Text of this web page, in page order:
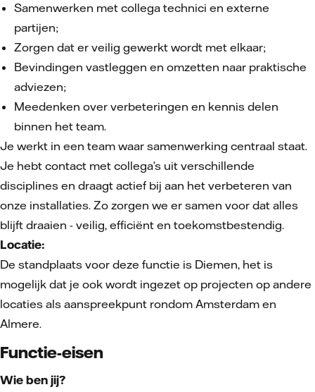
Samenwerken met collega technici en externe
partijen;
Zorgen dat er veilig gewerkt wordt met elkaar;
Bevindingen vastleggen en omzetten naar praktische
adviezen;
Meedenken over verbeteringen en kennis delen
binnen het team.
Je werkt in een team waar samenwerking centraal staat.
Je hebt contact met collega’s uit verschillende
disciplines en draagt actief bij aan het verbeteren van
onze installaties. Zo zorgen we er samen voor dat alles
blijft draaien - veilig, efficiënt en toekomstbestendig.
Locatie:
De standplaats voor deze functie is Diemen, het is
mogelijk dat je ook wordt ingezet op projecten op andere
locaties als aanspreekpunt rondom Amsterdam en
Almere.
Functie-eisen
Wie ben jij?